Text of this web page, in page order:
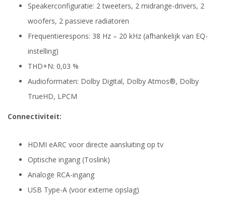
Speakerconfiguratie: 2 tweeters, 2 midrange-drivers, 2
woofers, 2 passieve radiatoren
Frequentierespons: 38 Hz – 20 kHz (afhankelijk van EQ-
instelling)
THD+N: 0,03 %
Audioformaten: Dolby Digital, Dolby Atmos®, Dolby
TrueHD, LPCM
Connectiviteit:
HDMI eARC voor directe aansluiting op tv
Optische ingang (Toslink)
Analoge RCA-ingang
USB Type-A (voor externe opslag)